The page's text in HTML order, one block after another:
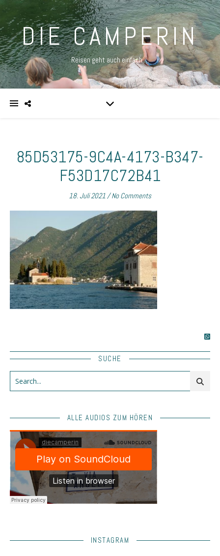
DIE CAMPERIN
Reisen geht auch einfach …
85D53175-9C4A-4173-B347-
F53D17C72B41
18. Juli 2021/ No Comments
SUCHE
ALLE AUDIOS ZUM HÖREN
INSTAGRAM